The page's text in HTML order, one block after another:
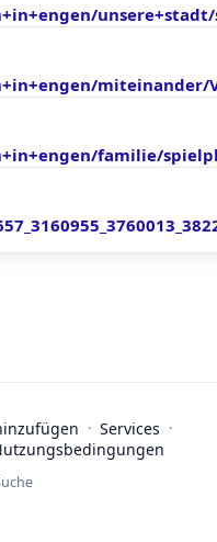
miteinander/
familie/
· Services ·